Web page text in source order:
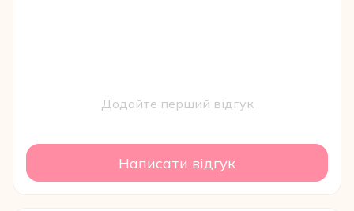
Додайте перший відгук
Написати відгук